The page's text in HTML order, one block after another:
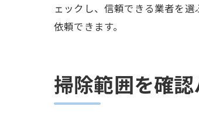
ェックし、信頼できる業者を
依頼できます。
掃除範囲を確